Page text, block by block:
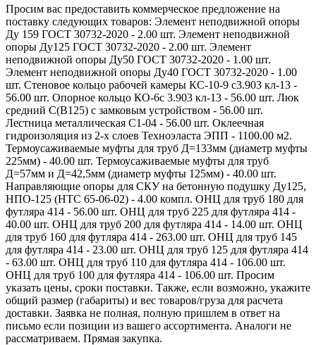
Просим вас предоставить коммерческое предложение на
поставку следующих товаров: Элемент неподвижной опоры
Ду 159 ГОСТ 30732-2020 - 2.00 шт. Элемент неподвижной
опоры Ду125 ГОСТ 30732-2020 - 2.00 шт. Элемент
неподвижной опоры Ду50 ГОСТ 30732-2020 - 1.00 шт.
Элемент неподвижной опоры Ду40 ГОСТ 30732-2020 - 1.00
шт. Стеновое кольцо рабочей камеры КС-10-9 с3.903 кл-13 -
56.00 шт. Опорное кольцо КО-6с 3.903 кл-13 - 56.00 шт. Люк
средний С(В125) с замковым устройством - 56.00 шт.
Лестница металлическая C1-04 - 56.00 шт. Оклеечная
гидроизоляция из 2-х слоев Техноэласта ЭПП - 1100.00 м2.
Термоусаживаемые муфты для труб Д=133мм (диаметр муфты
225мм) - 40.00 шт. Термоусаживаемые муфты для труб
Д=57мм и Д=42,5мм (диаметр муфты 125мм) - 40.00 шт.
Направляющие опоры для СКУ на бетонную подушку Ду125,
НПО-125 (НТС 65-06-02) - 4.00 компл. ОНЦ для труб 180 для
футляра 414 - 56.00 шт. ОНЦ для труб 225 для футляра 414 -
40.00 шт. ОНЦ для труб 200 для футляра 414 - 14.00 шт. ОНЦ
для труб 160 для футляра 414 - 263.00 шт. ОНЦ для труб 145
для футляра 414 - 23.00 шт. ОНЦ для труб 125 для футляра 414
- 63.00 шт. ОНЦ для труб 110 для футляра 414 - 106.00 шт.
ОНЦ для труб 100 для футляра 414 - 106.00 шт. Просим
указать цены, сроки поставки. Также, если возможно, укажите
общий размер (габариты) и вес товаров/груза для расчета
доставки. Заявка не полная, полную пришлем в ответ на
письмо если позиции из вашего ассортимента. Аналоги не
рассматриваем. Прямая закупка.